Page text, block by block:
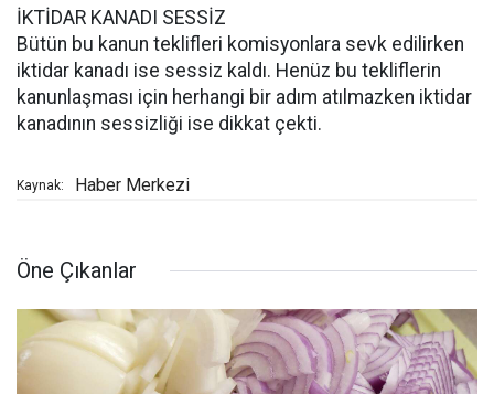
İKTİDAR KANADI SESSİZ
Bütün bu kanun teklifleri komisyonlara sevk edilirken
iktidar kanadı ise sessiz kaldı. Henüz bu tekliflerin
kanunlaşması için herhangi bir adım atılmazken iktidar
kanadının sessizliği ise dikkat çekti.
Kaynak: Haber Merkezi
Öne Çıkanlar